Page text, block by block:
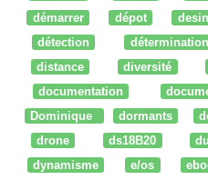
démarrer
dépot
détection
détermination
distance
diversité
documentation
Dominique
dormants
drone
ds18B20
dynamisme
e/os